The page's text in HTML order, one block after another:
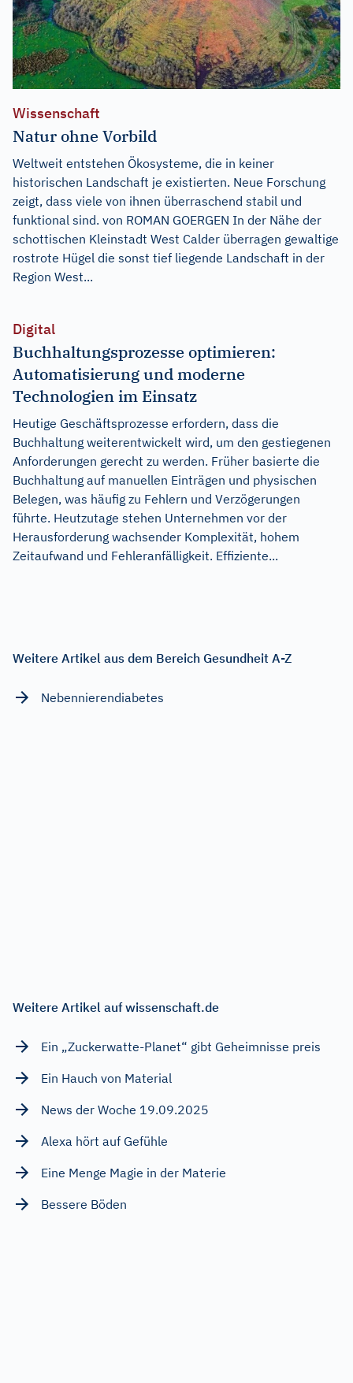
Wissenschaft
Natur ohne Vorbild
Weltweit entstehen Ökosysteme, die in keiner
historischen Landschaft je existierten. Neue Forschung
zeigt, dass viele von ihnen überraschend stabil und
funktional sind. von ROMAN GOERGEN In der Nähe der
schottischen Kleinstadt West Calder überragen gewaltige
rostrote Hügel die sonst tief liegende Landschaft in der
Region West...
Digital
Buchhaltungsprozesse optimieren:
Automatisierung und moderne
Technologien im Einsatz
Heutige Geschäftsprozesse erfordern, dass die
Buchhaltung weiterentwickelt wird, um den gestiegenen
Anforderungen gerecht zu werden. Früher basierte die
Buchhaltung auf manuellen Einträgen und physischen
Belegen, was häufig zu Fehlern und Verzögerungen
führte. Heutzutage stehen Unternehmen vor der
Herausforderung wachsender Komplexität, hohem
Zeitaufwand und Fehleranfälligkeit. Effiziente...
Weitere Artikel aus dem Bereich Gesundheit A-Z
Nebennierendiabetes
Weitere Artikel auf wissenschaft.de
Ein „Zuckerwatte-Planet“ gibt Geheimnisse preis
Ein Hauch von Material
News der Woche 19.09.2025
Alexa hört auf Gefühle
Eine Menge Magie in der Materie
Bessere Böden